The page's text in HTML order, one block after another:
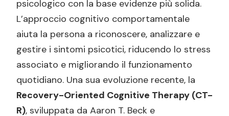
psicologico con la base evidenze più solida.
L’approccio cognitivo comportamentale
aiuta la persona a riconoscere, analizzare e
gestire i sintomi psicotici, riducendo lo stress
associato e migliorando il funzionamento
quotidiano. Una sua evoluzione recente, la
Recovery-Oriented Cognitive Therapy (CT-
R), sviluppata da Aaron T. Beck e